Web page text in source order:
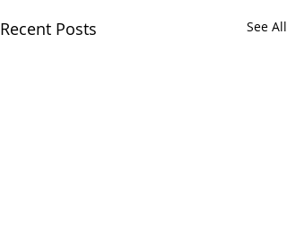
Recent Posts See All